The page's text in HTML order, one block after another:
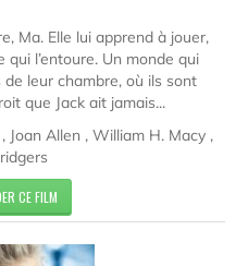
Ma. Elle lui apprend à jouer,
l’entoure. Un monde qui
leur chambre, où ils sont
que Jack ait jamais...
Joan Allen , William H. Macy ,
CE FILM